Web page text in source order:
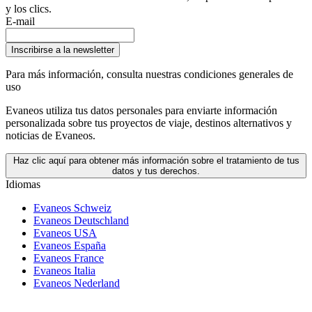
y los clics.
E-mail
Inscribirse a la newsletter
Para más información, consulta nuestras condiciones generales de
uso
Evaneos utiliza tus datos personales para enviarte información
personalizada sobre tus proyectos de viaje, destinos alternativos y
noticias de Evaneos.
Haz clic aquí para obtener más información sobre el tratamiento de tus
datos y tus derechos.
Idiomas
Evaneos Schweiz
Evaneos Deutschland
Evaneos USA
Evaneos España
Evaneos France
Evaneos Italia
Evaneos Nederland